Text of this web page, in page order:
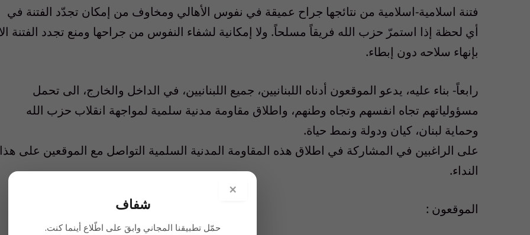
فتنة اسلامية-اسلامية من نتائجها جراح عميقة في نفوس الأهالي ومخاوف من إمكان تجدّد الفتنة في
أي لحظة إذا استمرّ حزب الله فريقاً مسلحاً. ولا إمكانية لشفاء النفوس من جراحها ومنع تجدد الفتنة الا
بإنهاء سلاحه دون إبطاء.
رابعاً- بناء عليه، يدعو الموقعون أدناه اللبنانيين، جميع اللبنانيين، في الداخل والخارج، الى تحمل
مسؤولياتهم تجاه انفسهم وتجاه وطنهم، واطلاق مقاومة مدنية سلمية لمواجهة انقلاب حزب الله
وحماية لبنان، كيان ودولة ونمط حياة.
على الراغبين في المشاركة في اطلاق هذه المقاومة المدنية السلمية التواصل مع الموقعين على هذا
النداء.
الموقعون :
×
شفاف
حمّل تطبيقنا المجاني وابقَ على اطّلاع أينما كنت.